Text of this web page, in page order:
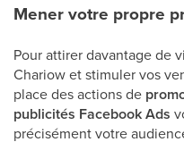
Mener votre propre
Pour attirer davantage de
Chariow et stimuler vos
place des actions de
publicités Facebook Ads
précisément votre